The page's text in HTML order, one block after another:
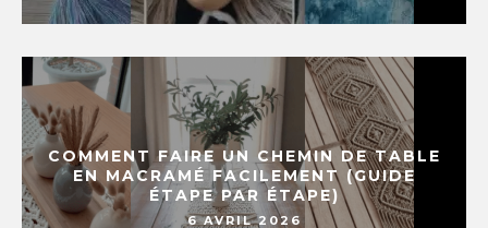
COMMENT FAIRE UN CHEMIN DE TABLE
EN MACRAMÉ FACILEMENT (GUIDE
ÉTAPE PAR ÉTAPE)
6 AVRIL 2026